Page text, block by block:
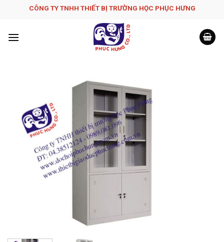
CÔNG TY TNHH THIẾT BỊ TRƯỜNG HỌC PHỤC H­ƯNG